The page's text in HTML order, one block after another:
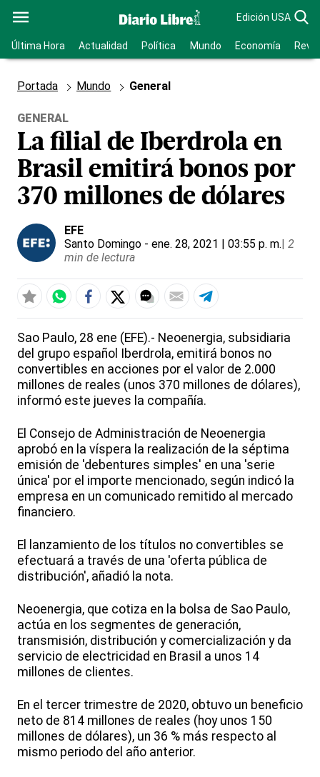
Edición USA
Última Hora Actualidad Política Mundo Economía
Portada Mundo General
GENERAL
La filial de Iberdrola en
Brasil emitirá bonos por
370 millones de dólares
EFE
Santo Domingo - ene. 28, 2021 | 03:55 p. m.| 2
min de lectura
Sao Paulo, 28 ene (EFE).- Neoenergia, subsidiaria
del grupo español Iberdrola, emitirá bonos no
convertibles en acciones por el valor de 2.000
millones de reales (unos 370 millones de dólares),
informó este jueves la compañía.
El Consejo de Administración de Neoenergia
aprobó en la víspera la realización de la séptima
emisión de 'debentures simples' en una 'serie
única' por el importe mencionado, según indicó la
empresa en un comunicado remitido al mercado
financiero.
El lanzamiento de los títulos no convertibles se
efectuará a través de una 'oferta pública de
distribución', añadió la nota.
Neoenergia, que cotiza en la bolsa de Sao Paulo,
actúa en los segmentes de generación,
transmisión, distribución y comercialización y da
servicio de electricidad en Brasil a unos 14
millones de clientes.
En el tercer trimestre de 2020, obtuvo un beneficio
neto de 814 millones de reales (hoy unos 150
millones de dólares), un 36 % más respecto al
mismo periodo del año anterior.